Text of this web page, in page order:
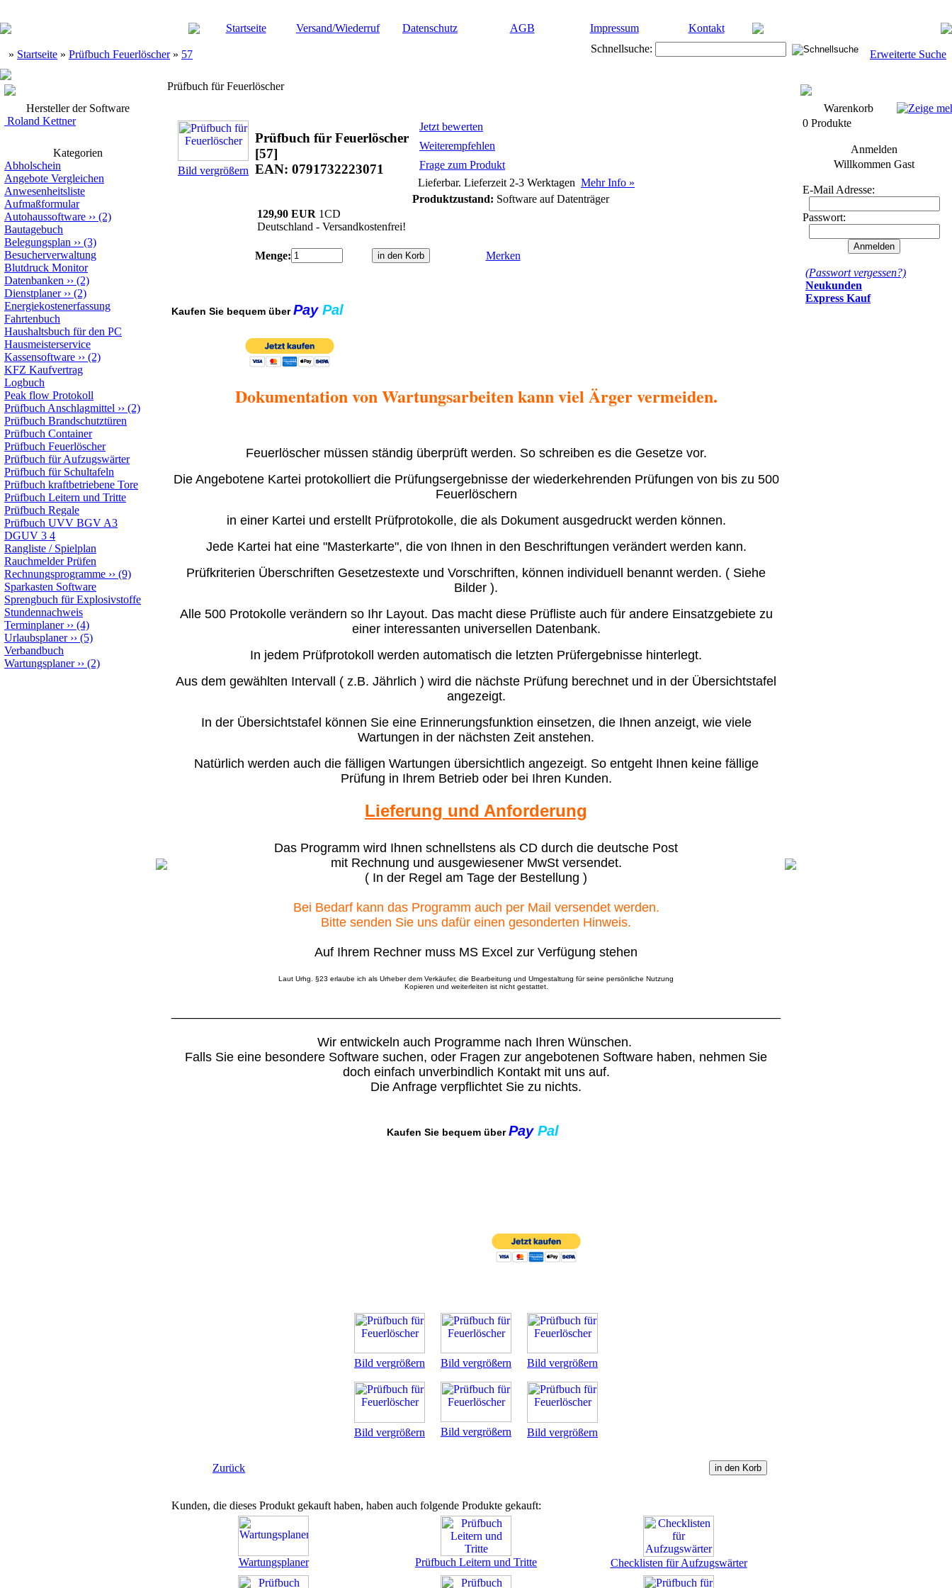
Startseite Versand/Wiederruf Datenschutz AGB Impressum Kontakt
» Startseite » Prüfbuch Feuerlöscher» 57 Schnellsuche: Erweiterte Suche
Hersteller der Software
Roland Kettner
Kategorien
Abholschein
Angebote Vergleichen
Anwesenheitsliste
Aufmaßformular
Autohaussoftware ›› (2)
Bautagebuch
Belegungsplan ›› (3)
Besucherverwaltung
Blutdruck Monitor
Datenbanken ›› (2)
Dienstplaner›› (2)
Energiekostenerfassung
Fahrtenbuch
Haushaltsbuch für den PC
Hausmeisterservice
Kassensoftware ›› (2)
KFZ Kaufvertrag
Logbuch
Peak flow Protokoll
Prüfbuch Anschlagmittel ›› (2)
Prüfbuch Brandschutztüren
Prüfbuch Container
Prüfbuch Feuerlöscher
Prüfbuch für Aufzugswärter
Prüfbuch für Schultafeln
Prüfbuch kraftbetriebene Tore
Prüfbuch Leitern und Tritte
Prüfbuch Regale
Prüfbuch UVV BGV A3
DGUV 3 4
Rangliste / Spielplan
Rauchmelder Prüfen
Rechnungsprogramme ›› (9)
Sparkasten Software
Sprengbuch für Explosivstoffe
Stundennachweis
Terminplaner›› (4)
Urlaubsplaner›› (5)
Verbandbuch
Wartungsplaner›› (2)
Prüfbuch für Feuerlöscher
Bild vergrößern
Prüfbuch für Feuerlöscher
[57]
EAN: 0791732223071
Jetzt bewerten
Weiterempfehlen
Frage zum Produkt
Lieferbar. Lieferzeit 2-3 Werktagen Mehr Info »
Produktzustand: Software auf Datenträger
129,90 EUR 1CD
Deutschland - Versandkostenfrei!
Menge: Merken
Kaufen Sie bequem überPay Pal
Dokumentation von Wartungsarbeiten kann viel Ärger vermeiden.
Feuerlöscher müssen ständig überprüft werden. So schreiben es die Gesetze vor.
Die Angebotene Kartei protokolliert die Prüfungsergebnisse der wiederkehrenden Prüfungen von bis zu 500
Feuerlöschern
in einer Kartei und erstellt Prüfprotokolle, die als Dokument ausgedruckt werden können.
Jede Kartei hat eine "Masterkarte", die von Ihnen in den Beschriftungen verändert werden kann.
Prüfkriterien Überschriften Gesetzestexte und Vorschriften, können individuell benannt werden. ( Siehe
Bilder ).
Alle 500 Protokolle verändern so Ihr Layout. Das macht diese Prüfliste auch für andere Einsatzgebiete zu
einer interessanten universellen Datenbank.
In jedem Prüfprotokoll werden automatisch die letzten Prüfergebnisse hinterlegt.
Aus dem gewählten Intervall ( z.B. Jährlich ) wird die nächste Prüfung berechnet und in der Übersichtstafel
angezeigt.
In der Übersichtstafel können Sie eine Erinnerungsfunktion einsetzen, die Ihnen anzeigt, wie viele
Wartungen in der nächsten Zeit anstehen.
Natürlich werden auch die fälligen Wartungen übersichtlich angezeigt. So entgeht Ihnen keine fällige
Prüfung in Ihrem Betrieb oder bei Ihren Kunden.
Lieferung und Anforderung
Das Programm wird Ihnen schnellstens als CD durch die deutsche Post
mit Rechnung und ausgewiesener MwSt versendet.
( In der Regel am Tage der Bestellung )
Bei Bedarf kann das Programm auch per Mail versendet werden.
Bitte senden Sie uns dafür einen gesonderten Hinweis.
Auf Ihrem Rechner muss MS Excel zur Verfügung stehen
Laut Urhg. §23 erlaube ich als Urheber dem Verkäufer, die Bearbeitung und Umgestaltung für seine persönliche Nutzung
Kopieren und weiterleiten ist nicht gestattet.
Wir entwickeln auch Programme nach Ihren Wünschen.
Falls Sie eine besondere Software suchen, oder Fragen zur angebotenen Software haben, nehmen Sie
doch einfach unverbindlich Kontakt mit uns auf.
Die Anfrage verpflichtet Sie zu nichts.
Kaufen Sie bequem überPay Pal
Bild vergrößern Bild vergrößern Bild vergrößern
Bild vergrößern Bild vergrößern Bild vergrößern
Zurück
Kunden, die dieses Produkt gekauft haben, haben auch folgende Produkte gekauft:
Wartungsplaner Prüfbuch Leitern und Tritte Checklisten für Aufzugswärter
Warenkorb
0 Produkte
Anmelden
Willkommen Gast
E-Mail Adresse:
Passwort:
(Passwort vergessen?)
Neukunden
Express Kauf